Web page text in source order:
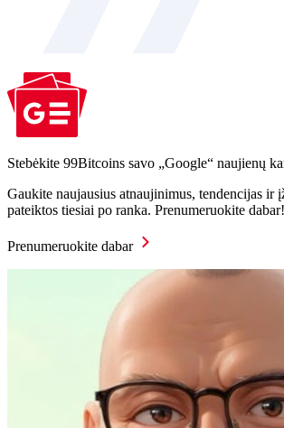
Stebėkite 99Bitcoins savo „Google“ naujienų
Gaukite naujausius atnaujinimus, tendencijas ir
pateiktos tiesiai po ranka. Prenumeruokite dabar!
Prenumeruokite dabar